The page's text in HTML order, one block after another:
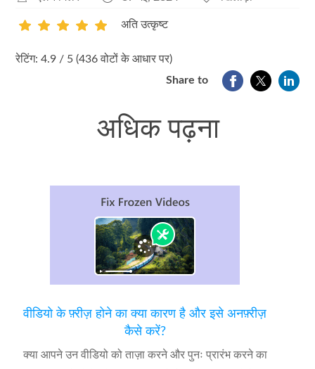
1 4
अति उत्कृष्ट
रेटिंग: 4.9 / 5 (436 वोटों के आधार पर)
Share to
अधिक पढ़ना
वीडियो के फ़्रीज़ होने का क्या कारण है और इसे अनफ़्रीज़
कैसे करें?
क्या आपने उन वीडियो को ताज़ा करने और पुनः प्रारंभ करने का